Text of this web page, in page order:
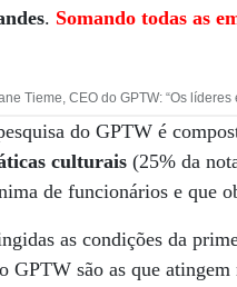
. Somando todas as
Tieme, CEO do GPTW: “Os
do GPTW é
culturais (25% da
de funcionários e que
as condições da
GPTW são as que